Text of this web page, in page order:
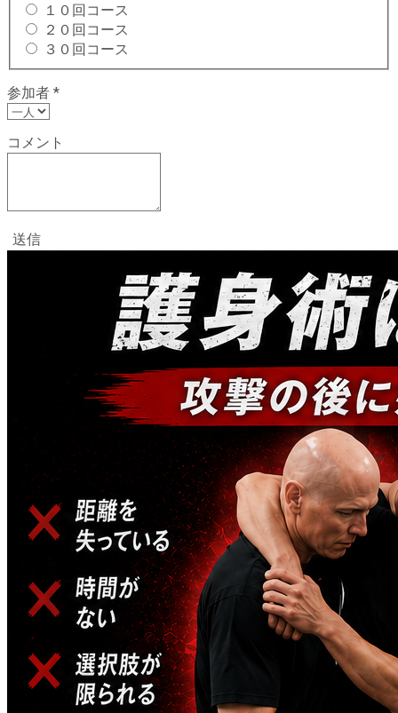
１０回コース
２０回コース
３０回コース
参加者 *
コメント
送信